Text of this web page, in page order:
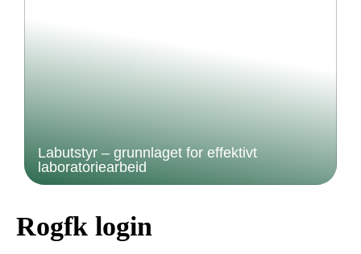
Labutstyr – grunnlaget for effektivt
laboratoriearbeid
Rogfk login